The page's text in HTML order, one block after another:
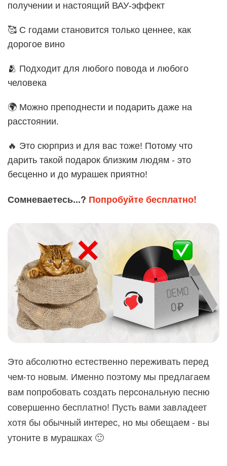
получении и настоящий ВАУ-эффект
🥰 С годами становится только ценнее, как
дорогое вино
🫂 Подходит для любого повода и любого
человека
🌍 Можно преподнести и подарить даже на
расстоянии.
🔥 Это сюрприз и для вас тоже! Потому что
дарить такой подарок близким людям - это
бесценно и до мурашек приятно!
Сомневаетесь...? Попробуйте бесплатно!
Это абсолютно естественно переживать перед
чем-то новым. Именно поэтому мы предлагаем
вам попробовать создать персональную песню
совершенно бесплатно! Пусть вами завладеет
хотя бы обычный интерес, но мы обещаем - вы
утоните в мурашках 🙂